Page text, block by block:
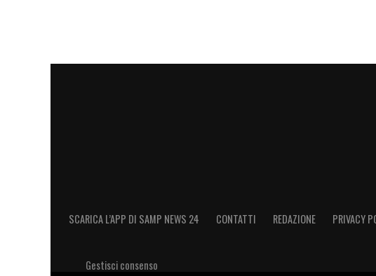
SCARICA L’APP DI SAMP NEWS 24 CONTATTI REDAZIONE PRIVACY
Gestisci consenso